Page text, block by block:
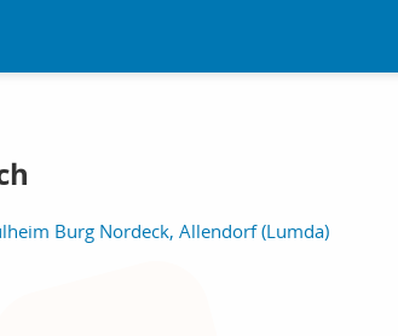
Burg Nordeck, Allendorf (Lumda)